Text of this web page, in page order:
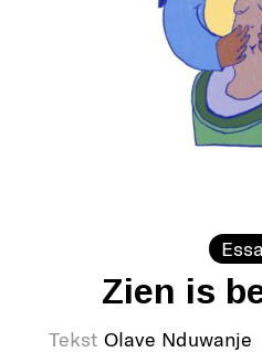
Zien is
Tekst Olave Nduwanje